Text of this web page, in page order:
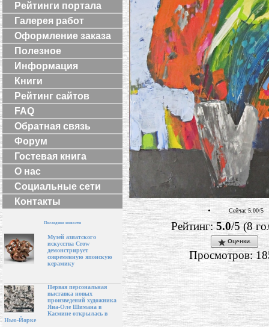
Рейтинги портала
Галерея работ
Оформление заказа
Полезное
Информация
Книги
Рейтинг сайтов
FAQ
Обратная связь
Форум
Гостевая книга
О нас
Социальные сети
Контакты
Последние новости
Музей азиатского
искусства Crow
демонстрирует
современную японскую
керамику
Первая персональная
выставка новых
произведений художника
Яна-Оле Шимана в
Касмине открылась в
Нью-Йорке
Сейчас 5.00/5
Рейтинг:5.0/5 (8
Оценки.
Просмотров: